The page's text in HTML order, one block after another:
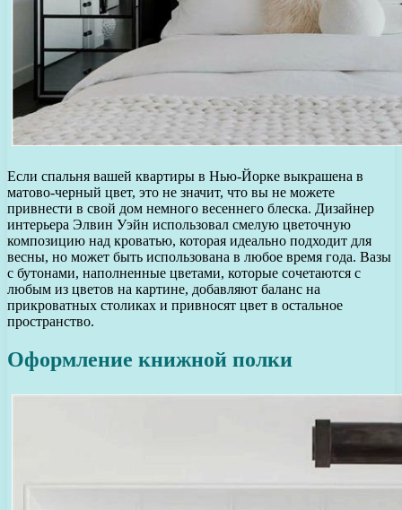
Если спальня вашей квартиры в Нью-Йорке выкрашена в
матово-черный цвет, это не значит, что вы не можете
привнести в свой дом немного весеннего блеска. Дизайнер
интерьера Элвин Уэйн использовал смелую цветочную
композицию над кроватью, которая идеально подходит для
весны, но может быть использована в любое время года. Вазы
с бутонами, наполненные цветами, которые сочетаются с
любым из цветов на картине, добавляют баланс на
прикроватных столиках и привносят цвет в остальное
пространство.
Оформление книжной полки